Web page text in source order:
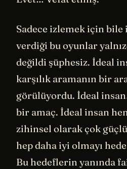
Sadece izlemek için bile
verdiği bu oyunlar
değildi şüphesiz. İdeal
karşılık aramanın bir
görülüyordu. İdeal
bir amaç. İdeal insan
zihinsel olarak çok
hep daha iyi olmayı
Bu hedeflerin yanında